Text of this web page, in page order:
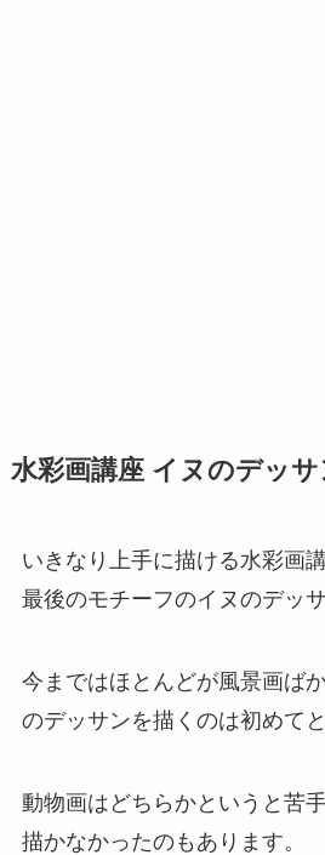
水彩画講座 イヌのデッサ
いきなり上手に描ける水彩画
最後のモチーフのイヌのデッ
今まではほとんどが風景画ば
のデッサンを描くのは初めてと
動物画はどちらかというと苦
描かなかったのもあります。